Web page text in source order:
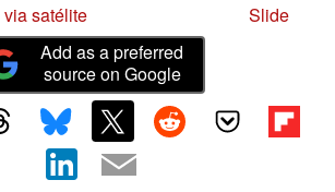
satélite
Slide
Add as a preferred
source on Google